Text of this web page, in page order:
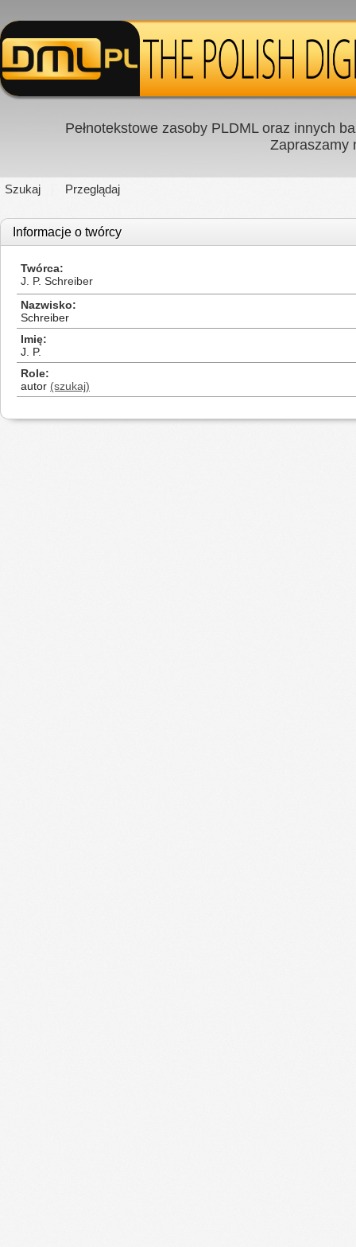
Pełnotekstowe zasoby PLDML oraz innych
Zapraszamy
Szukaj Przeglądaj
Informacje o twórcy
Twórca
J. P. Schreiber
Nazwisko
Schreiber
Imię
J. P.
Role
autor (szukaj)